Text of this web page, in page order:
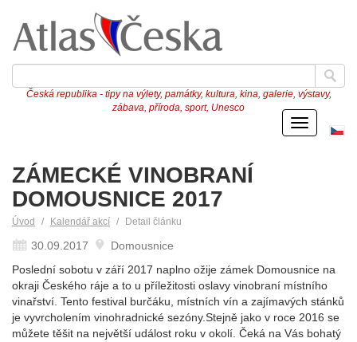
Česká republika - tipy na výlety, památky, kultura, kina, galerie, výstavy,
zábava, příroda, sport, Unesco
Menu
ZÁMECKÉ VINOBRANÍ
DOMOUSNICE 2017
Úvod Kalendář akcí Detail článku
30.09.2017
Domousnice
Poslední sobotu v září 2017 naplno ožije zámek Domousnice na
okraji Českého ráje a to u příležitosti oslavy vinobraní místního
vinařství. Tento festival burčáku, místních vín a zajímavých stánků
je vyvrcholením vinohradnické sezóny.Stejně jako v roce 2016 se
můžete těšit na největší událost roku v okolí. Čeká na Vás bohatý